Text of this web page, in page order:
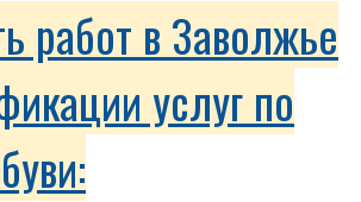
работ в Заволжье
услуг по